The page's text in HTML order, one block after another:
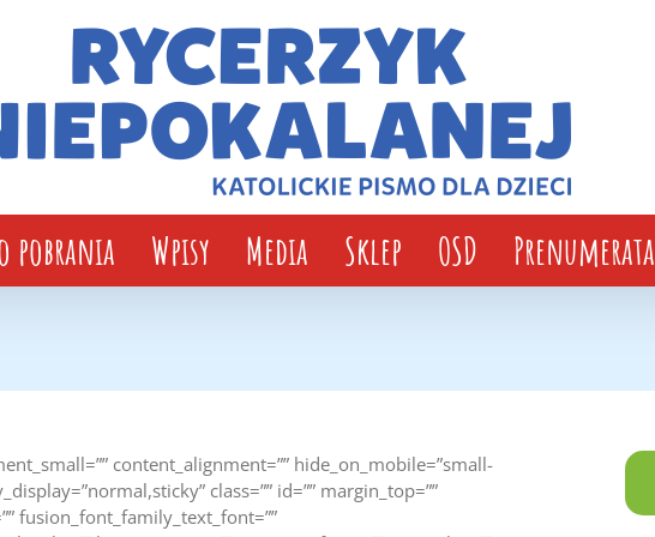
pobrania Wpisy Media Sklep OSD Prenumerata
content_alignment=”” hide_on_mobile=”small-
class=”” id=”” margin_top=””
fusion_font_family_text_font=””